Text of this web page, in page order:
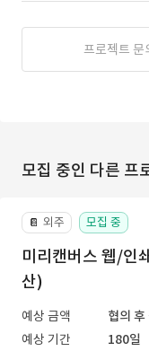
프로젝트 문
모집 중인 다른 프
📔 외주 모집 중
미리캔버스 웹/인
산)
예상 금액
협의 후
예상 기간
180일